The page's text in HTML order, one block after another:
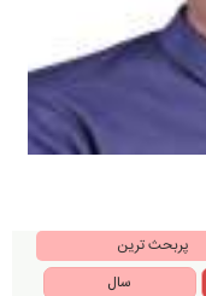
پربحث ترین
سال